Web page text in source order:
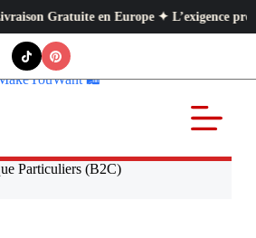
en Europe ✦ L’exigence
Particuliers (B2C)